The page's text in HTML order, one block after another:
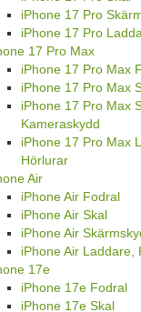
iPhone 17 Pro
iPhone 17 Pro
17 Pro Max
iPhone 17 Pro Max
iPhone 17 Pro Max
iPhone 17 Pro Max
Kameraskydd
iPhone 17 Pro Max
Hörlurar
Air
iPhone Air Fodral
iPhone Air Skal
iPhone Air
iPhone Air Laddare,
17e
iPhone 17e Fodral
iPhone 17e Skal